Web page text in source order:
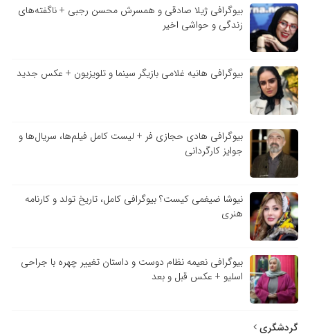
بیوگرافی ژیلا صادقی و همسرش محسن رجبی + ناگفته‌های
زندگی و حواشی اخیر
بیوگرافی هانیه غلامی بازیگر سینما و تلویزیون + عکس جدید
بیوگرافی هادی حجازی فر + لیست کامل فیلم‌ها، سریال‌ها و
جوایز کارگردانی
نیوشا ضیغمی کیست؟ بیوگرافی کامل، تاریخ تولد و کارنامه
هنری
بیوگرافی نعیمه نظام دوست و داستان تغییر چهره با جراحی
اسلیو + عکس قبل و بعد
گردشگری